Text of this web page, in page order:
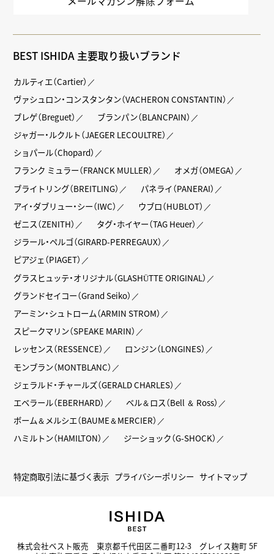
BEST ISHIDA 主要取り扱いブランド
カルティエ（Cartier）
ヴァシュロン・コンスタンタン（VACHERON CONSTANTIN）
ブレゲ（Breguet）
ブランパン（BLANCPAIN）
ジャガー・ルクルト（JAEGER LECOULTRE）
ショパール（Chopard）
フランク ミュラー（FRANCK MULLER）
オメガ（OMEGA）
ブライトリング（BREITLING）
パネライ（PANERAI）
アイ・ダブリュー・シー（IWC）
ウブロ（HUBLOT）
ゼニス（ZENITH）
タグ・ホイヤー（TAG Heuer）
ジラール・ペルゴ（GIRARD-PERREGAUX）
ピアジェ（PIAGET）
グラスヒュッテ・オリジナル（GLASHÜTTE ORIGINAL）
グランドセイコー（Grand Seiko）
アーミン・シュトローム（ARMIN STROM）
スピークマリン（SPEAKE MARIN）
レッセンス（RESSENCE）
ロンジン（LONGINES）
モンブラン（MONTBLANC）
ジェラルド・チャールズ（GERALD CHARLES）
エベラール（EBERHARD）
ベル＆ロス（Bell ＆ Ross）
ボーム＆メルシエ（BAUME＆MERCIER）
ハミルトン（HAMILTON）
ジーショック（G-SHOCK）
特定商取引法に基づく表示 プライバシーポリシー サイトマップ
株式会社ベスト販売 東京都千代田区二番町12-3 グレイス麹町 5F